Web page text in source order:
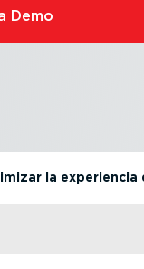
Demo
la experiencia